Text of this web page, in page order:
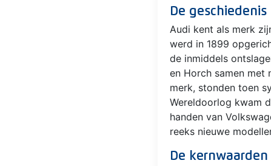
De geschiedenis
Audi kent als merk
werd in 1899
de inmiddels
en Horch samen met
merk, stonden toen
Wereldoorlog kwam
handen van
reeks nieuwe
De